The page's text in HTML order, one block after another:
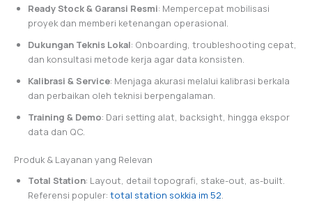
Ready Stock & Garansi Resmi: Mempercepat mobilisasi
proyek dan memberi ketenangan operasional.
Dukungan Teknis Lokal: Onboarding, troubleshooting cepat,
dan konsultasi metode kerja agar data konsisten.
Kalibrasi & Service: Menjaga akurasi melalui kalibrasi berkala
dan perbaikan oleh teknisi berpengalaman.
Training & Demo: Dari setting alat, backsight, hingga ekspor
data dan QC.
Produk & Layanan yang Relevan
Total Station: Layout, detail topografi, stake-out, as-built.
Referensi populer: total station sokkia im 52